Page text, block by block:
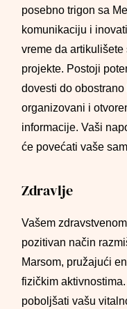
posebno trigon sa
komunikaciju i
vreme da
projekte. Postoji
dovesti do
organizovani i
informacije. Vaši
će povećati vaše
Zdravlje
Vašem
pozitivan način
Marsom, pružajući
fizičkim
poboljšati vašu